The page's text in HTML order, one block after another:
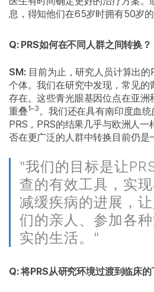
息，得知他们在65岁时拥有50岁的
Q: PRS如何在不同人群之间转换？
SM: 目前为止，研究人员计算出
个体。我们在研究中发现，常见的
存在。这些青光眼基因位点在亚洲
重叠1–3。我们还在具有南印度血
PRS，PRS的结果几乎与欧洲人
否在更广泛的人群中转换目前仍是
"我们的目标是让
查的有效工具，实
减缓疾病的进展，
们的亲人、参加各
实的生活。"
Q: 将PRS从研究环境过渡到临床